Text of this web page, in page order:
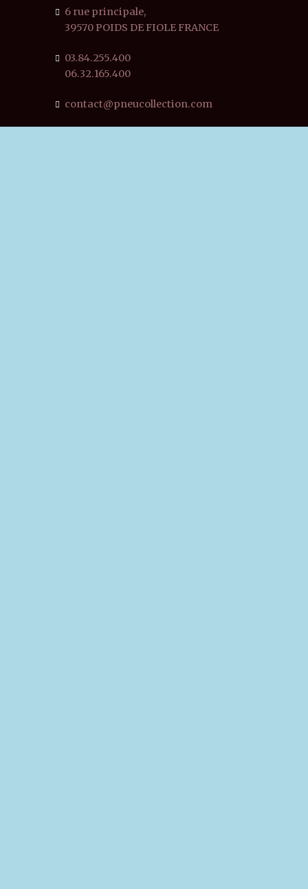
6 rue principale,
39570 POIDS DE FIOLE FRANCE
03.84.255.400
06.32.165.400
contact@pneucollection.com